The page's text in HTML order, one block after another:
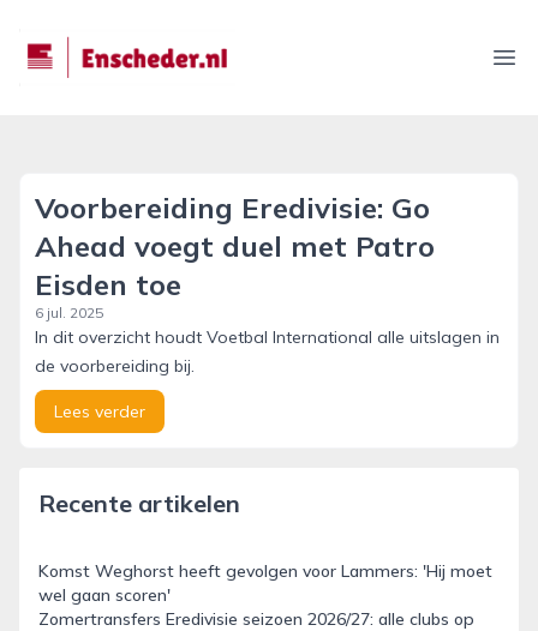
enscheder.nl
Voorbereiding Eredivisie: Go
Ahead voegt duel met Patro
Eisden toe
6 jul. 2025
In dit overzicht houdt Voetbal International alle uitslagen in
de voorbereiding bij.
Lees verder
Recente artikelen
Komst Weghorst heeft gevolgen voor Lammers: 'Hij moet
wel gaan scoren'
Zomertransfers Eredivisie seizoen 2026/27: alle clubs op